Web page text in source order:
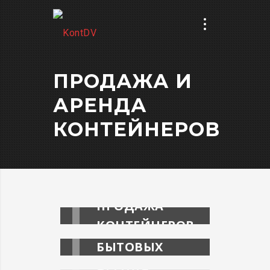
ПРОДАЖА И
АРЕНДА
КОНТЕЙНЕРОВ
ПРОДАЖА
КОНТЕЙНЕРОВ
ПРОДАЖА
БЫТОВЫХ
МОДУЛЕЙ